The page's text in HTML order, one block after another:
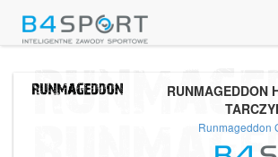
RUNMAGEDDON
Runmageddon